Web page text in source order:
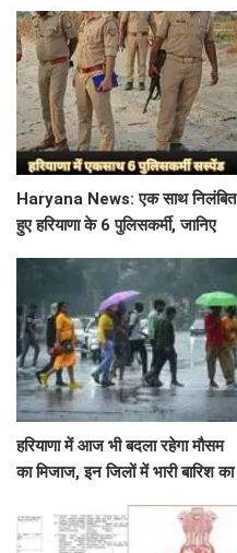
Haryana News: एक साथ निलंबित
हुए हरियाणा के 6 पुलिसकर्मी, जानिए
हरियाणा में आज भी बदला रहेगा मौसम
का मिजाज, इन जिलों में भारी बारिश का